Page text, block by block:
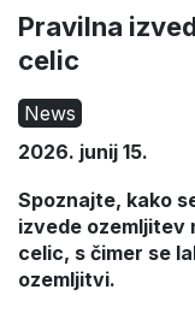
Pravilna
celic
News
2026. junij 15.
Spoznajte, kako
izvede ozemljitev
celic, s čimer se
ozemljitvi.